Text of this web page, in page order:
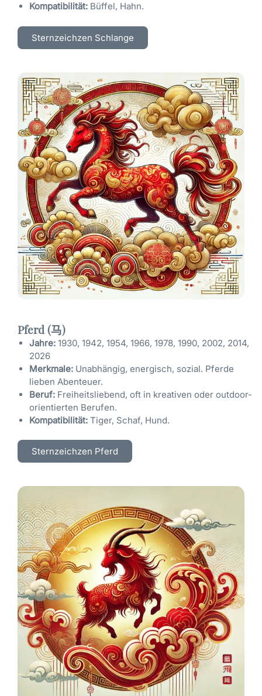
Kompatibilität: Büffel, Hahn.
Sternzeichzen Schlange
Pferd (马)
Jahre: 1930, 1942, 1954, 1966, 1978, 1990, 2002, 2014,
2026
Merkmale: Unabhängig, energisch, sozial. Pferde
lieben Abenteuer.
Beruf: Freiheitsliebend, oft in kreativen oder outdoor-
orientierten Berufen.
Kompatibilität: Tiger, Schaf, Hund.
Sternzeichzen Pferd